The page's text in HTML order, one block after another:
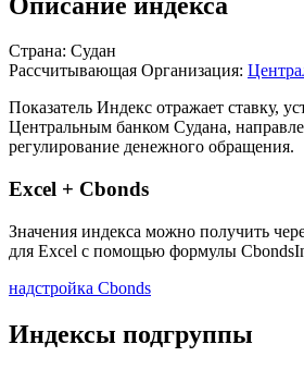
Страна: Судан
Рассчитывающая Организация:
Показатель Индекс отражает ставку,
Центральным банком Судана,
регулирование денежного обращения.
Excel + Cbonds
Значения индекса можно получить
для Excel с помощью формулы
надстройка Cbonds
Индексы подгруппы